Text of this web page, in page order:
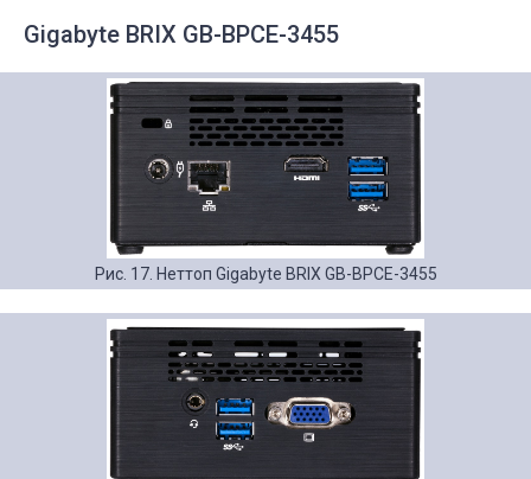
Gigabyte BRIX GB-BPCE-3455
Рис. 17. Неттоп Gigabyte BRIX GB-BPCE-3455